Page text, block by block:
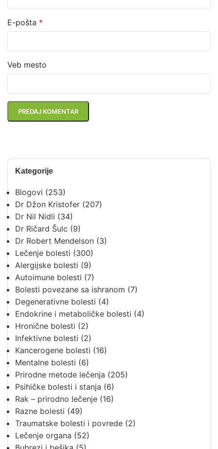
Kategorije
Blogovi (253)
Dr Džon Kristofer (207)
Dr Nil Nidli (34)
Dr Ričard Šulc (9)
Dr Robert Mendelson (3)
Lečenje bolesti (300)
Alergijske bolesti (9)
Autoimune bolesti (7)
Bolesti povezane sa ishranom (7)
Degenerativne bolesti (4)
Endokrine i metaboličke bolesti (4)
Hronične bolesti (2)
Infektivne bolesti (2)
Kancerogene bolesti (16)
Mentalne bolesti (6)
Prirodne metode lečenja (205)
Psihičke bolesti i stanja (6)
Rak – prirodno lečenje (16)
Razne bolesti (49)
Traumatske bolesti i povrede (2)
Lečenje organa (52)
E-pošta *
Veb mesto